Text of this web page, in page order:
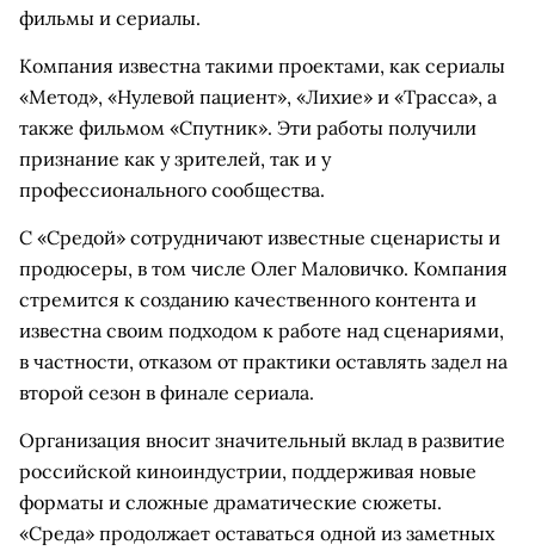
фильмы и сериалы.
Компания известна такими проектами, как сериалы
«Метод», «Нулевой пациент», «Лихие» и «Трасса», а
также фильмом «Спутник». Эти работы получили
признание как у зрителей, так и у
профессионального сообщества.
С «Средой» сотрудничают известные сценаристы и
продюсеры, в том числе Олег Маловичко. Компания
стремится к созданию качественного контента и
известна своим подходом к работе над сценариями,
в частности, отказом от практики оставлять задел на
второй сезон в финале сериала.
Организация вносит значительный вклад в развитие
российской киноиндустрии, поддерживая новые
форматы и сложные драматические сюжеты.
«Среда» продолжает оставаться одной из заметных